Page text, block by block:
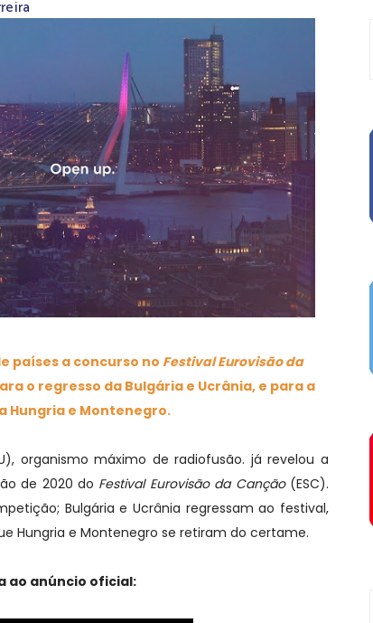
países a concurso no Festival Eurovisão da
o regresso da Bulgária e Ucrânia, e para a
Hungria e Montenegro.
organismo máximo de radiofusão. já revelou a
de 2020 do Festival Eurovisão da Canção(ESC).
Bulgária e Ucrânia regressam ao festival,
Hungria e Montenegro se retiram do certame.
ao anúncio oficial: